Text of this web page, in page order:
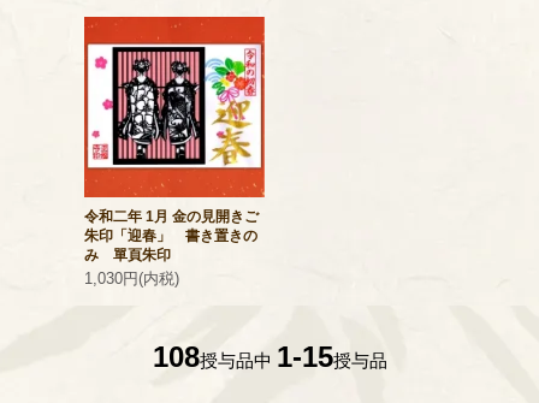
令和二年 1月 金の見開きご
朱印「迎春」 書き置きの
み 單頁朱印
1,030円(内税)
108授与品中 1-15授与品